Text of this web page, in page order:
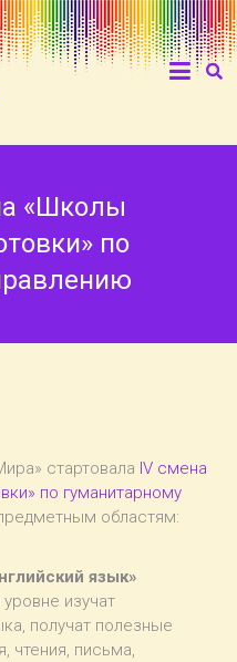
«Школы
по
стартовала IV смена
по гуманитарному
областям:
язык»
изучат
получат полезные
чтения, письма,